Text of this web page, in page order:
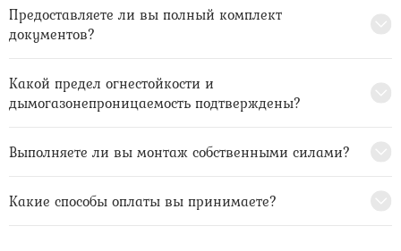
Предоставляете ли вы полный комплект
документов?
Какой предел огнестойкости и
дымогазонепроницаемость подтверждены?
Выполняете ли вы монтаж собственными силами?
Какие способы оплаты вы принимаете?